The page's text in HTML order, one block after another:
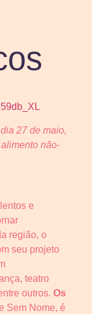
27 de maio,
não-
e
região, o
seu projeto
teatro
outros. Os
Sem Nome, é